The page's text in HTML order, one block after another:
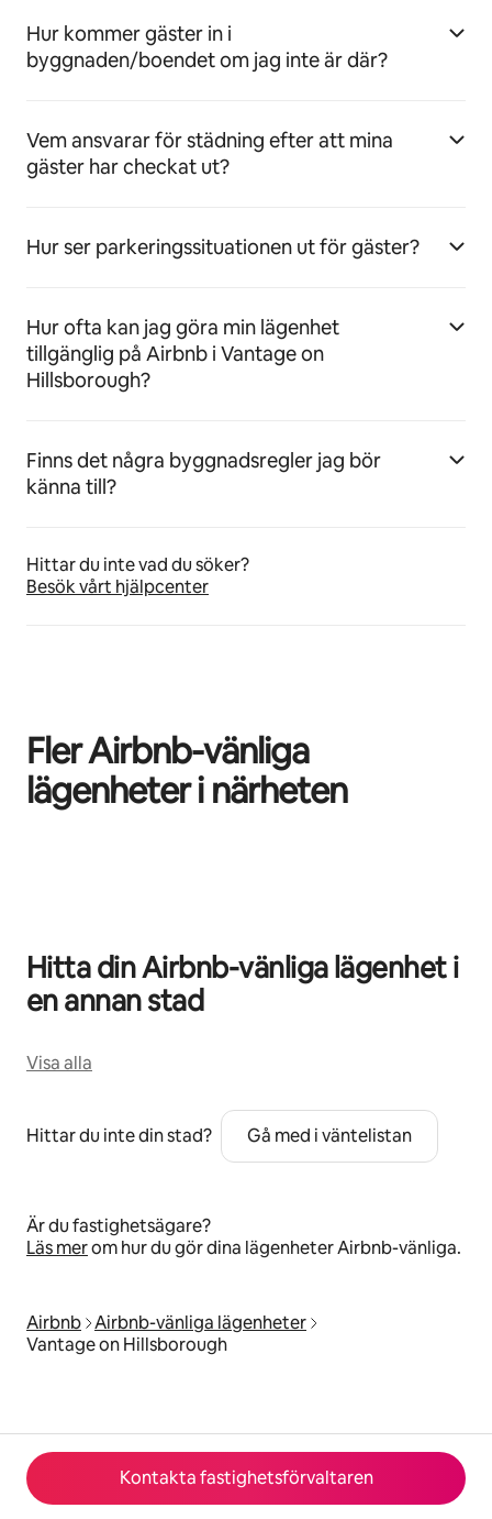
Kontakta fastighetsförvaltaren
Hur kommer gäster in i
byggnaden/boendet om jag inte är där?
Vem ansvarar för städning efter att mina
gäster har checkat ut?
Hur ser parkeringssituationen ut för gäster?
Hur ofta kan jag göra min lägenhet
tillgänglig på Airbnb i Vantage on
Hillsborough?
Finns det några byggnadsregler jag bör
känna till?
Hittar du inte vad du söker?
Besök vårt hjälpcenter
Fler Airbnb-vänliga
lägenheter i närheten
Hitta din Airbnb-vänliga lägenhet i
en annan stad
Visa alla
Hittar du inte din stad? Gå med i väntelistan
Är du fastighetsägare?
Läs merom hur du gör dina lägenheter Airbnb-vänliga.
Airbnb Airbnb-vänliga lägenheter
Vantage on Hillsborough